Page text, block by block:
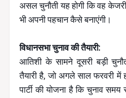
असल चुनौती यह होगी कि वह
भी अपनी पहचान कैसे बनाएंगी।
विधानसभा चुनाव की तैयारी:
आतिशी के सामने दूसरी बड़ी
तैयारी है, जो अगले साल फरवरी
पार्टी की योजना है कि चुनाव